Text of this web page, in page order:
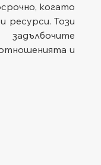
когато
ресурси. Този
и